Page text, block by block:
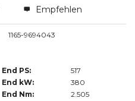
Empfehlen
1165-9694043
End PS:
517
End kW:
380
End Nm:
2.505